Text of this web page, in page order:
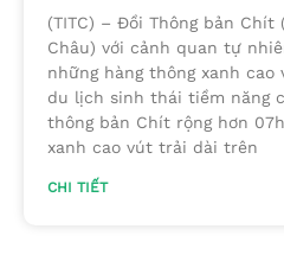
(TITC) – Đồi Thông bản Chít
Châu) với cảnh quan tự
những hàng thông xanh
du lịch sinh thái tiềm năng
thông bản Chít rộng hơn
xanh cao vút trải dài trên
CHI TIẾT